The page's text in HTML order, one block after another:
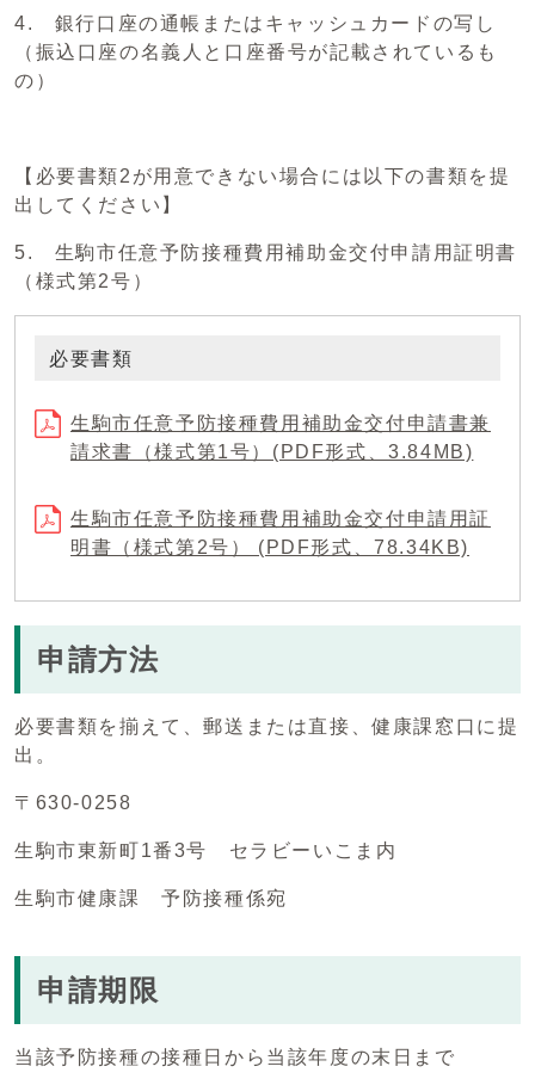
4. 銀行口座の通帳またはキャッシュカードの写し
（振込口座の名義人と口座番号が記載されているも
の）
【必要書類2が用意できない場合には以下の書類を提
出してください】
5. 生駒市任意予防接種費用補助金交付申請用証明書
（様式第2号）
必要書類
生駒市任意予防接種費用補助金交付申請書兼
請求書（様式第1号）(PDF形式、3.84MB)
生駒市任意予防接種費用補助金交付申請用証
明書（様式第2号） (PDF形式、78.34KB)
申請方法
必要書類を揃えて、郵送または直接、健康課窓口に提
出。
〒630-0258
生駒市東新町1番3号 セラビーいこま内
生駒市健康課 予防接種係宛
申請期限
当該予防接種の接種日から当該年度の末日まで